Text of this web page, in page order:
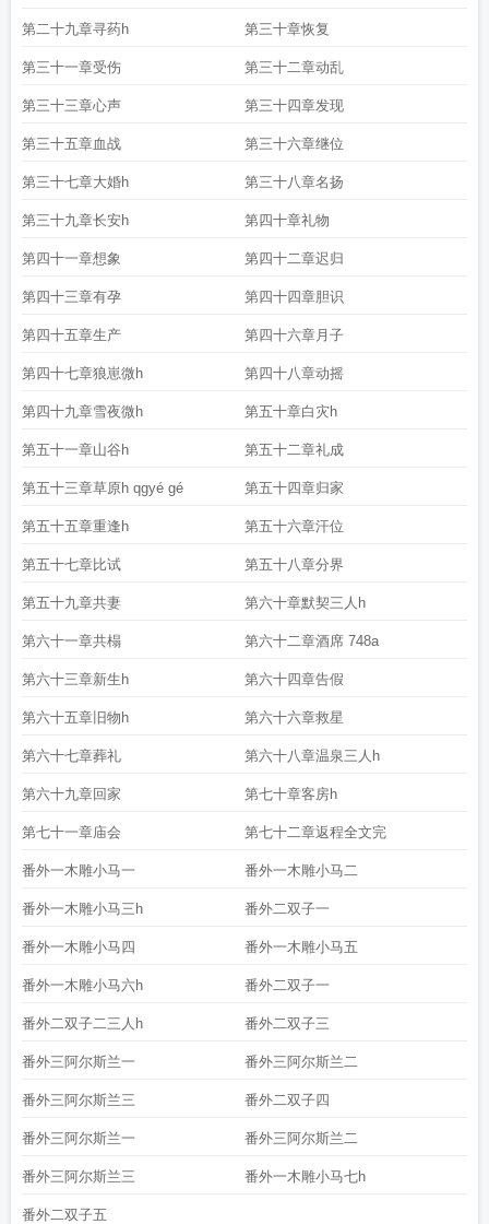
第二十九章寻药h 第三十章恢复
第三十一章受伤 第三十二章动乱
第三十三章心声 第三十四章发现
第三十五章血战 第三十六章继位
第三十七章大婚h 第三十八章名扬
第三十九章长安h 第四十章礼物
第四十一章想象 第四十二章迟归
第四十三章有孕 第四十四章胆识
第四十五章生产 第四十六章月子
第四十七章狼崽微h 第四十八章动摇
第四十九章雪夜微h 第五十章白灾h
第五十一章山谷h 第五十二章礼成
第五十三章草原h qgyé gé 第五十四章归家
第五十五章重逢h 第五十六章汗位
第五十七章比试 第五十八章分界
第五十九章共妻 第六十章默契三人h
第六十一章共榻 第六十二章酒席 748a
第六十三章新生h 第六十四章告假
第六十五章旧物h 第六十六章救星
第六十七章葬礼 第六十八章温泉三人h
第六十九章回家 第七十章客房h
第七十一章庙会 第七十二章返程全文完
番外一木雕小马一 番外一木雕小马二
番外一木雕小马三h 番外二双子一
番外一木雕小马四 番外一木雕小马五
番外一木雕小马六h 番外二双子一
番外二双子二三人h 番外二双子三
番外三阿尔斯兰一 番外三阿尔斯兰二
番外三阿尔斯兰三 番外二双子四
番外三阿尔斯兰一 番外三阿尔斯兰二
番外三阿尔斯兰三 番外一木雕小马七h
番外二双子五